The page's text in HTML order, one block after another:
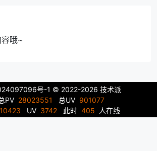
哦~
号-1 © 2022-2026 技术派
PV 28023551 总UV 901077
10423 UV 3742此时 405 人在线